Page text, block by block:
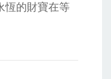
恆的財寶在等